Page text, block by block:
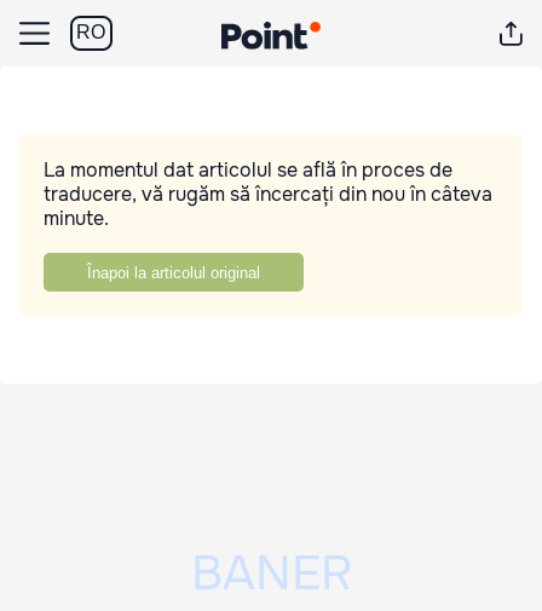
RO
La momentul dat articolul se află în proces de
traducere, vă rugăm să încercați din nou în câteva
minute.
Înapoi la articolul original